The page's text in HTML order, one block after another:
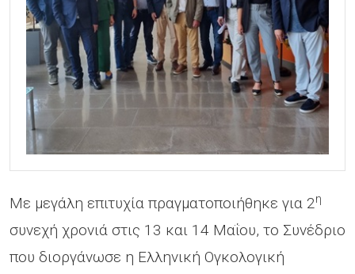
Με μεγάλη επιτυχία πραγματοποιήθηκε για 2η
συνεχή χρονιά στις 13 και 14 Μαΐου, το Συνέδριο
που διοργάνωσε η Ελληνική Ογκολογική